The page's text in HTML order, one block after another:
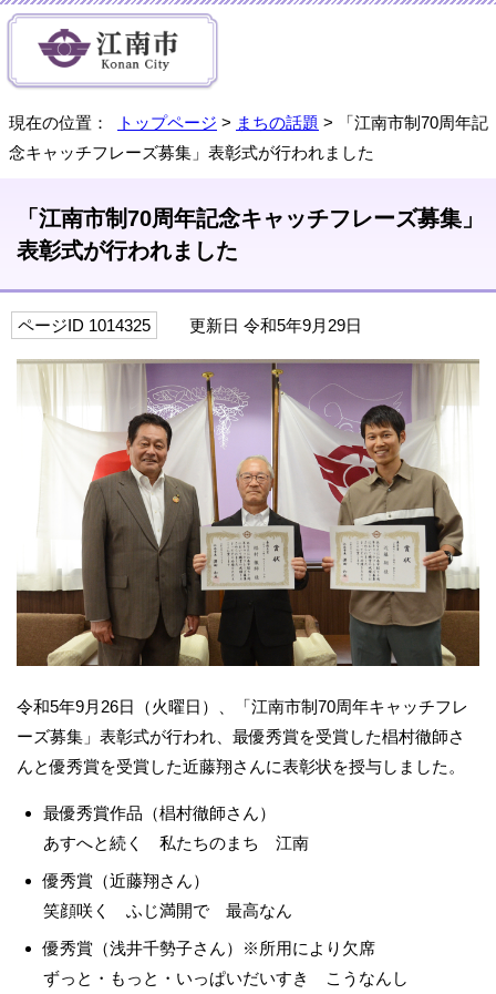
現在の位置： トップページ > まちの話題 > 「江南市制70周年記
念キャッチフレーズ募集」表彰式が行われました
「江南市制70周年記念キャッチフレーズ募集」
表彰式が行われました
ページID 1014325 更新日 令和5年9月29日
令和5年9月26日（火曜日）、「江南市制70周年キャッチフレ
ーズ募集」表彰式が行われ、最優秀賞を受賞した椙村徹師さ
んと優秀賞を受賞した近藤翔さんに表彰状を授与しました。
最優秀賞作品（椙村徹師さん）
あすへと続く 私たちのまち 江南
優秀賞（近藤翔さん）
笑顔咲く ふじ満開で 最高なん
優秀賞（浅井千勢子さん）※所用により欠席
ずっと・もっと・いっぱいだいすき こうなんし